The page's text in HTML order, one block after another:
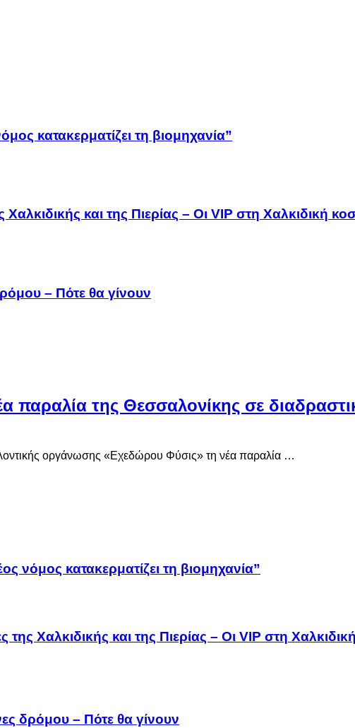
κατακερματίζει τη βιομηχανία”
και της Πιερίας – Οι VIP στη Χαλκιδική
– Πότε θα γίνουν
παραλία της Θεσσαλονίκης σε
οργάνωσης «Εχεδώρου Φύσις» τη νέα παραλία …
νόμος κατακερματίζει τη βιομηχανία”
Χαλκιδικής και της Πιερίας – Οι VIP στη
δρόμου – Πότε θα γίνουν